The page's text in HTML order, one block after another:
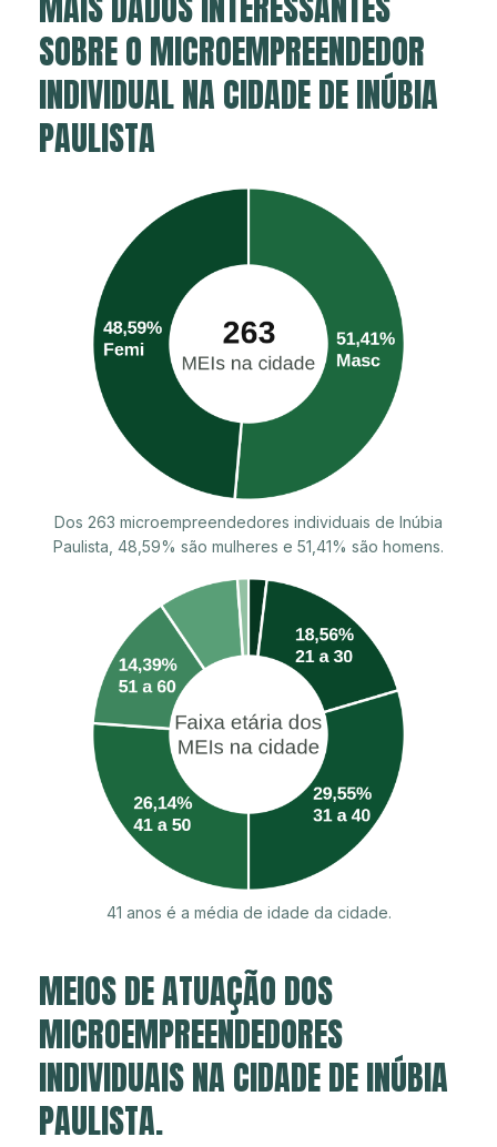
SOBRE O MICROEMPREENDEDOR
INDIVIDUAL NA CIDADE DE INÚBIA
PAULISTA
Dos 263 microempreendedores individuais de Inúbia
Paulista, 48,59% são mulheres e 51,41% são homens.
41 anos é a média de idade da cidade.
MEIOS DE ATUAÇÃO DOS
MICROEMPREENDEDORES
INDIVIDUAIS NA CIDADE DE INÚBIA
PAULISTA.